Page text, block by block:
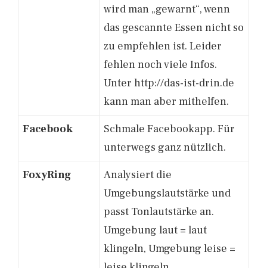
wird man „gewarnt“, wenn
das gescannte Essen nicht so
zu empfehlen ist. Leider
fehlen noch viele Infos.
Unter http://das-ist-drin.de
kann man aber mithelfen.
Facebook
Schmale Facebookapp. Für
unterwegs ganz nützlich.
FoxyRing
Analysiert die
Umgebungslautstärke und
passt Tonlautstärke an.
Umgebung laut = laut
klingeln, Umgebung leise =